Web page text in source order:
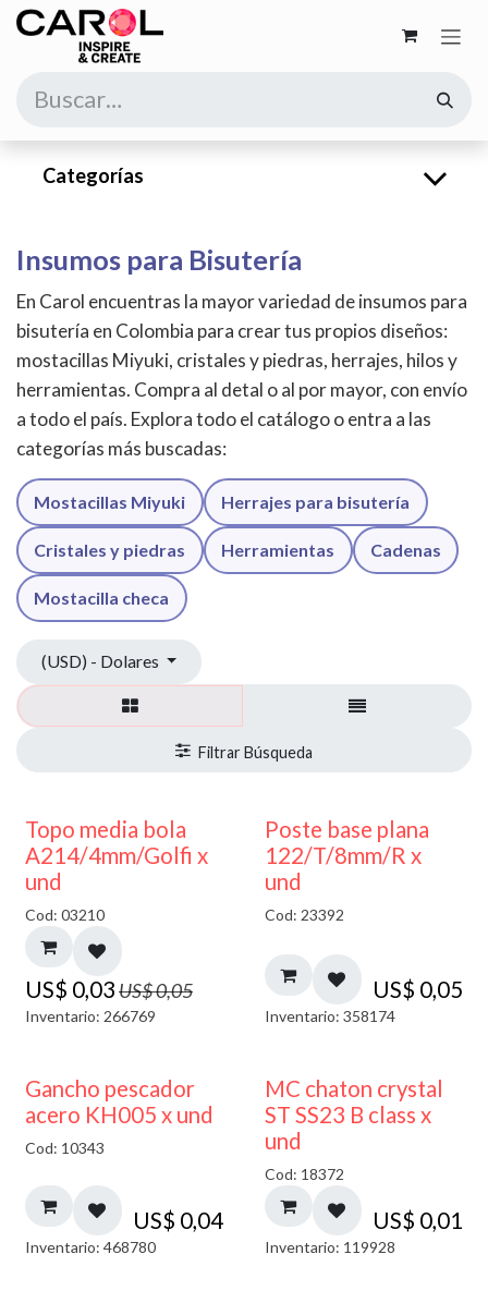
Ir al contenido
Categorías
Insumos para Bisutería
En Carol encuentras la mayor variedad de insumos para
bisutería en Colombia para crear tus propios diseños:
mostacillas Miyuki, cristales y piedras, herrajes, hilos y
herramientas. Compra al detal o al por mayor, con envío
a todo el país. Explora todo el catálogo o entra a las
categorías más buscadas:
Mostacillas Miyuki Herrajes para bisutería
Cristales y piedras Herramientas Cadenas
Mostacilla checa
(USD) - Dolares
40% DESCUENTO
Topo media bola
A214/4mm/Golfi x
und
Cod: 03210
US$ 0,03US$0,05
Inventario: 266769
Poste base plana
122/T/8mm/R x
und
Cod: 23392
US$ 0,05
Inventario: 358174
Gancho pescador
acero KH005 x und
Cod: 10343
US$ 0,04
Inventario: 468780
MC chaton crystal
ST SS23 B class x
und
Cod: 18372
US$ 0,01
Inventario: 119928